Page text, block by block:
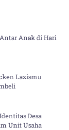
Anak di Hari
Lazismu
Desa
Unit Usaha